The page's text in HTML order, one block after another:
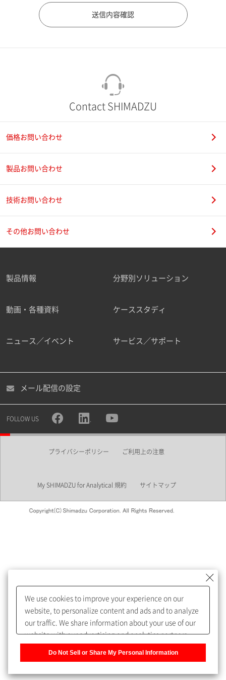
ご勤務先
職種
所属部署
めします。
My SHIMADZU for Analyticalへ登録いただくと、技術情報や
取扱説明書・Webinarなどの閲覧ができます。
うになります。
Contact SHIMADZU
価格お問い合わせ
製品お問い合わせ
技術お問い合わせ
その他お問い合わせ
製品情報 分野別ソリューション
動画・各種資料 ケーススタディ
ニュース／イベント サービス／サポート
メール配信の設定
FOLLOW US
プライバシーポリシー ご利用上の注意
My SHIMADZU for Analytical 規約 サイトマップ
We use cookies to improve your experience on our
website, to personalize content and ads and to analyze
our traffic. We share information about your use of our
website with our advertising and analytics partners,
Do Not Sell or Share My Personal Information